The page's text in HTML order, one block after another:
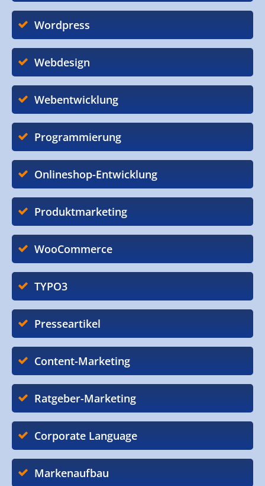
Wordpress
Webdesign
Webentwicklung
Programmierung
Onlineshop-Entwicklung
Produktmarketing
WooCommerce
TYPO3
Presseartikel
Content-Marketing
Ratgeber-Marketing
Corporate Language
Markenaufbau